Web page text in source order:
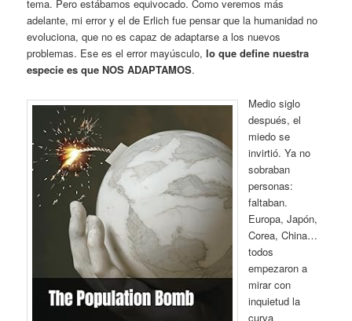
tema. Pero estábamos equivocado. Como veremos más
adelante, mi error y el de Erlich fue pensar que la humanidad no
evoluciona, que no es capaz de adaptarse a los nuevos
problemas. Ese es el error mayúsculo, lo que define nuestra
especie es que NOS ADAPTAMOS.
Medio siglo
después, el
miedo se
invirtió. Ya no
sobraban
personas:
faltaban.
Europa, Japón,
Corea, China…
todos
empezaron a
mirar con
inquietud la
curva